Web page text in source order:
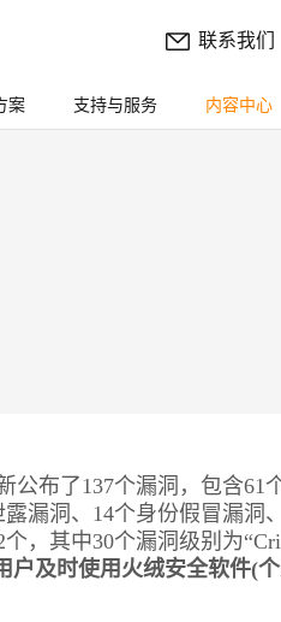
联系我们
案 支持与服务 内容中心
公布了137个漏洞，包含61
漏洞、14个身份假冒漏洞
，其中30个漏洞级别为
户及时使用火绒安全软件(